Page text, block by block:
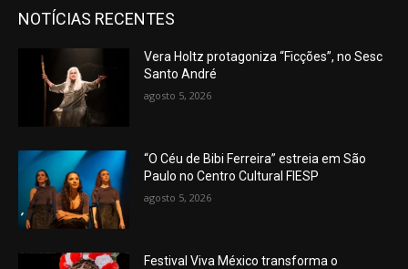
NOTÍCIAS RECENTES
Vera Holtz protagoniza “Ficções”, no Sesc
Santo André
agosto 5, 2026
“O Céu de Bibi Ferreira” estreia em São
Paulo no Centro Cultural FIESP
agosto 5, 2026
Festival Viva México transforma o